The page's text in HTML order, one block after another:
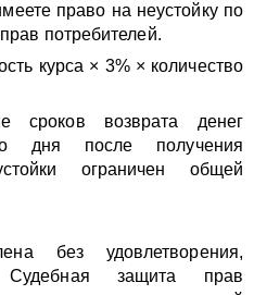
право на неустойку по
потребителей.
курса × 3% × количество
сроков возврата денег
дня после получения
ограничен общей
без удовлетворения,
защита прав